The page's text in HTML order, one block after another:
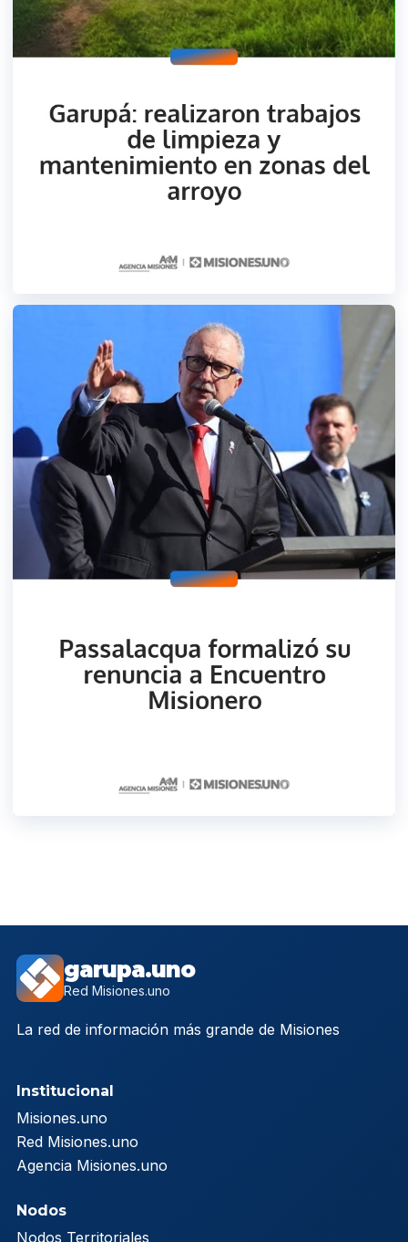
garupa.uno
Red Misiones.uno
La red de información más grande de Misiones
Institucional
Misiones.uno
Red Misiones.uno
Agencia Misiones.uno
Nodos
Nodos Territoriales